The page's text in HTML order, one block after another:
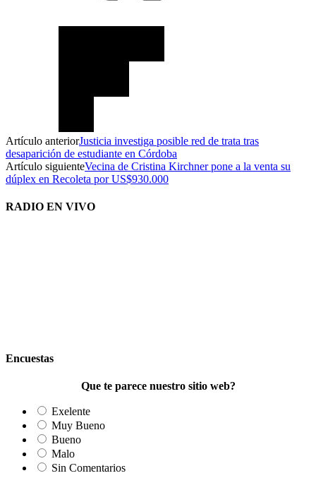
Artículo anteriorJusticia investiga posible red de trata tras
desaparición de estudiante en Córdoba
Artículo siguienteVecina de Cristina Kirchner pone a la venta su
dúplex en Recoleta por US$930.000
RADIO EN VIVO
Encuestas
Que te parece nuestro sitio web?
Exelente
Muy Bueno
Bueno
Malo
Sin Comentarios